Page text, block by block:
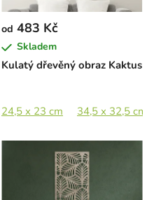
Kulatý dřevěný obraz Kaktus
od 483 Kč
Skladem
24,5 x 23 cm 34,5 x 32,5 cm